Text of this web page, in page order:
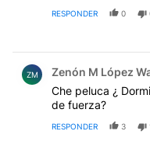
RESPONDER 0
ZM Zenón M López
Che peluca ¿
de fuerza?
RESPONDER 3